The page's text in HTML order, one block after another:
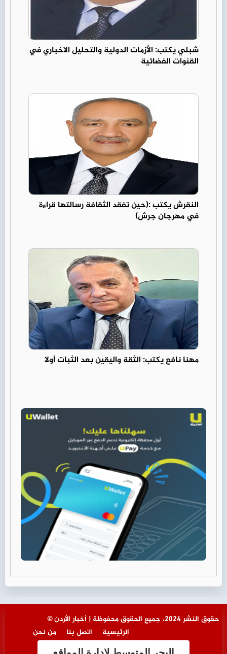
شبلي يكتب: الأزمات الدولية والتحليل الاخباري في
القنوات الفضائية
النقرش يكتب :(حين تفقد الثقافة رسالتها قراءة
في مهرجان جرش)
مهنا نافع يكتب: الثقة واليقين بعد الثبات أولا
© حقوق النشر 2024، جميع الحقوق محفوظة | أخبار الأردن
من نحن
اتصل بنا الرئيسية